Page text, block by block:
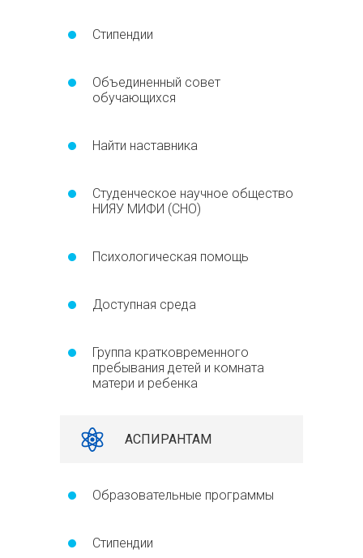
Стипендии
Объединенный совет
обучающихся
Найти наставника
Студенческое научное общество
НИЯУ МИФИ (СНО)
Психологическая помощь
Доступная среда
Группа кратковременного
пребывания детей и комната
матери и ребенка
АСПИРАНТАМ
Образовательные программы
Стипендии